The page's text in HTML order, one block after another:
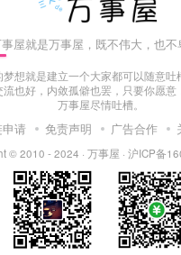
屋就是万事屋，既不伟大，也不
梦想就是建立一个大家都可以随意吐
流也好，内敛孤僻也罢，只要你愿意
万事屋尽情吐槽。
请 免责声明 广告合作
© 2010 - 2024 · 万事屋 · 沪ICP备